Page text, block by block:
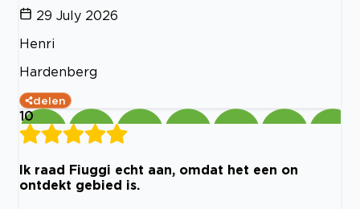
29 July 2026
Henri
Hardenberg
delen
10
Ik raad Fiuggi echt aan, omdat het een on
ontdekt gebied is.